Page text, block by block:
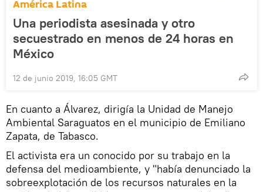
América Latina
Una periodista asesinada y otro
secuestrado en menos de 24 horas en
México
12 de junio 2019, 16:05 GMT
En cuanto a Álvarez, dirigía la Unidad de Manejo
Ambiental Saraguatos en el municipio de Emiliano
Zapata, de Tabasco.
El activista era un conocido por su trabajo en la
defensa del medioambiente, y "había denunciado la
sobreexplotación de los recursos naturales en la